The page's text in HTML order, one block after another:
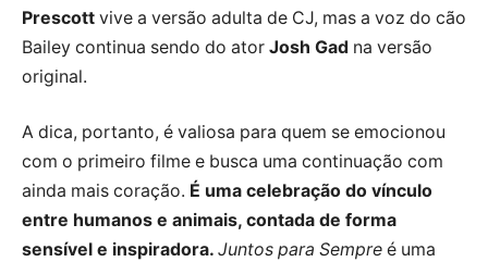
Prescott vive a versão adulta de CJ, mas a voz do cão
Bailey continua sendo do ator Josh Gad na versão
original.
A dica, portanto, é valiosa para quem se emocionou
com o primeiro filme e busca uma continuação com
ainda mais coração. É uma celebração do vínculo
entre humanos e animais, contada de forma
sensível e inspiradora. Juntos para Sempre é uma